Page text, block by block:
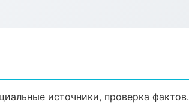
источники, проверка фактов.